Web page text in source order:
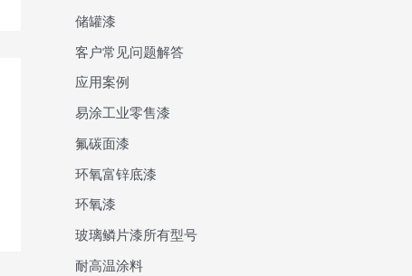
储罐漆
客户常见问题解答
应用案例
易涂工业零售漆
氟碳面漆
环氧富锌底漆
环氧漆
玻璃鳞片漆所有型号
耐高温涂料